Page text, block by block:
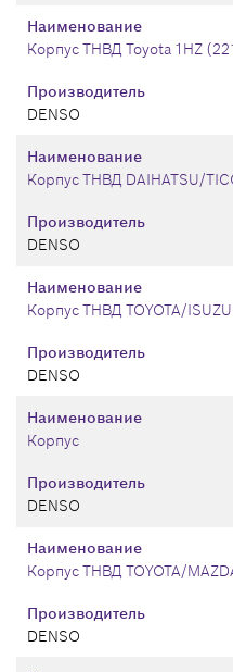
Производитель
DENSO
Наименование
Корпус ТНВД Toyota 1HZ
Производитель
DENSO
Наименование
Корпус ТНВД DAIHATSU/
Производитель
DENSO
Наименование
Корпус ТНВД TOYOTA/ISUZU
Производитель
DENSO
Наименование
Корпус
Производитель
DENSO
Наименование
Корпус ТНВД TOYOTA/